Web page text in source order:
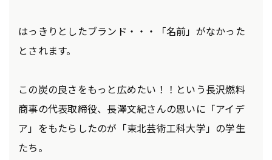
はっきりとしたブランド・・・「名前」がなかった
とされます。
この炭の良さをもっと広めたい！！という長沢燃料
商事の代表取締役、長澤文紀さんの思いに「アイデ
ア」をもたらしたのが「東北芸術工科大学」の学生
たち。